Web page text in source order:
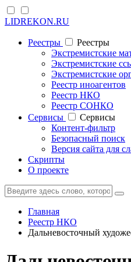
LIDREKON.RU
Реестры
Реестры
Экстремистские
Экстремистские
Экстремистские
Реестр иноагентов
Реестр НКО
Реестр СОНКО
Cервисы
Cервисы
Контент-фильтр
Безопасный поиск
Версия сайта для
Скрипты
О проекте
Главная
Реестр НКО
Дальневосточный